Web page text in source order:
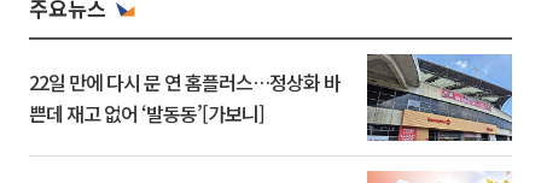
주요뉴스
22일 만에 다시 문 연 홈플러스…정상화 바
쁜데 재고 없어 ‘발동동’[가보니]